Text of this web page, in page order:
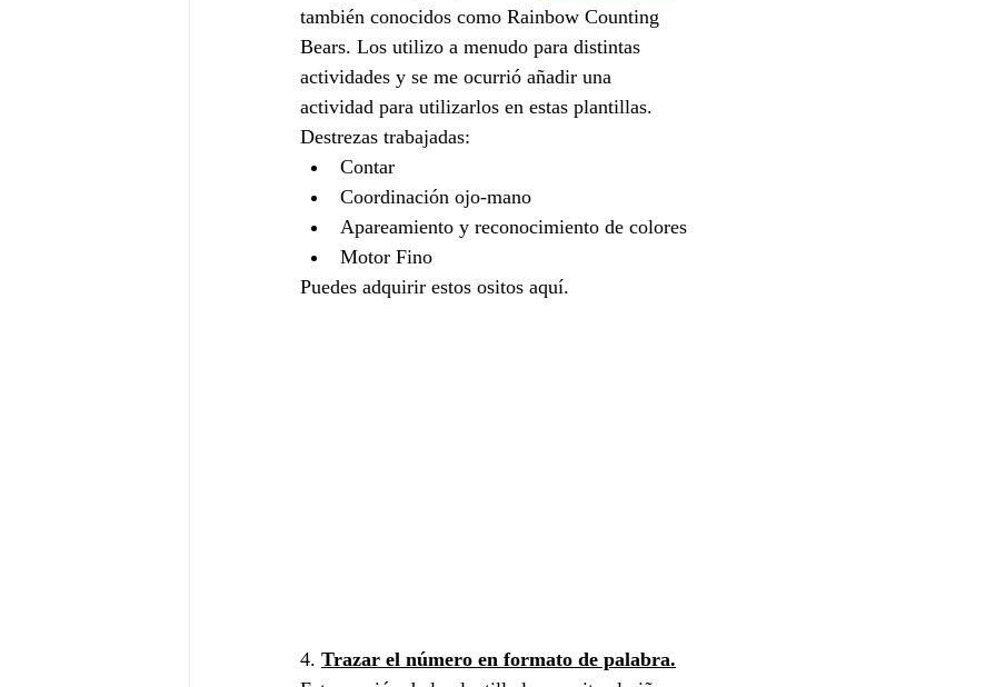
también conocidos como Rainbow Counting
Bears. Los utilizo a menudo para distintas
actividades y se me ocurrió añadir una
actividad para utilizarlos en estas plantillas.
Destrezas trabajadas:
Contar
Coordinación ojo-mano
Apareamiento y reconocimiento de colores
Motor Fino
Puedes adquirir estos ositos aquí.
4. Trazar el número en formato de palabra.